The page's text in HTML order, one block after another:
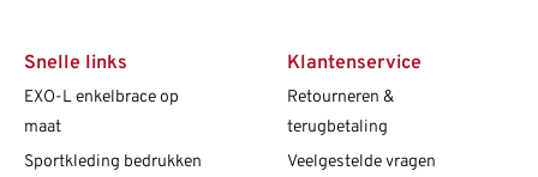
Snelle links
EXO-L enkelbrace op
maat
Sportkleding bedrukken
Klantenservice
Retourneren &
terugbetaling
Veelgestelde vragen